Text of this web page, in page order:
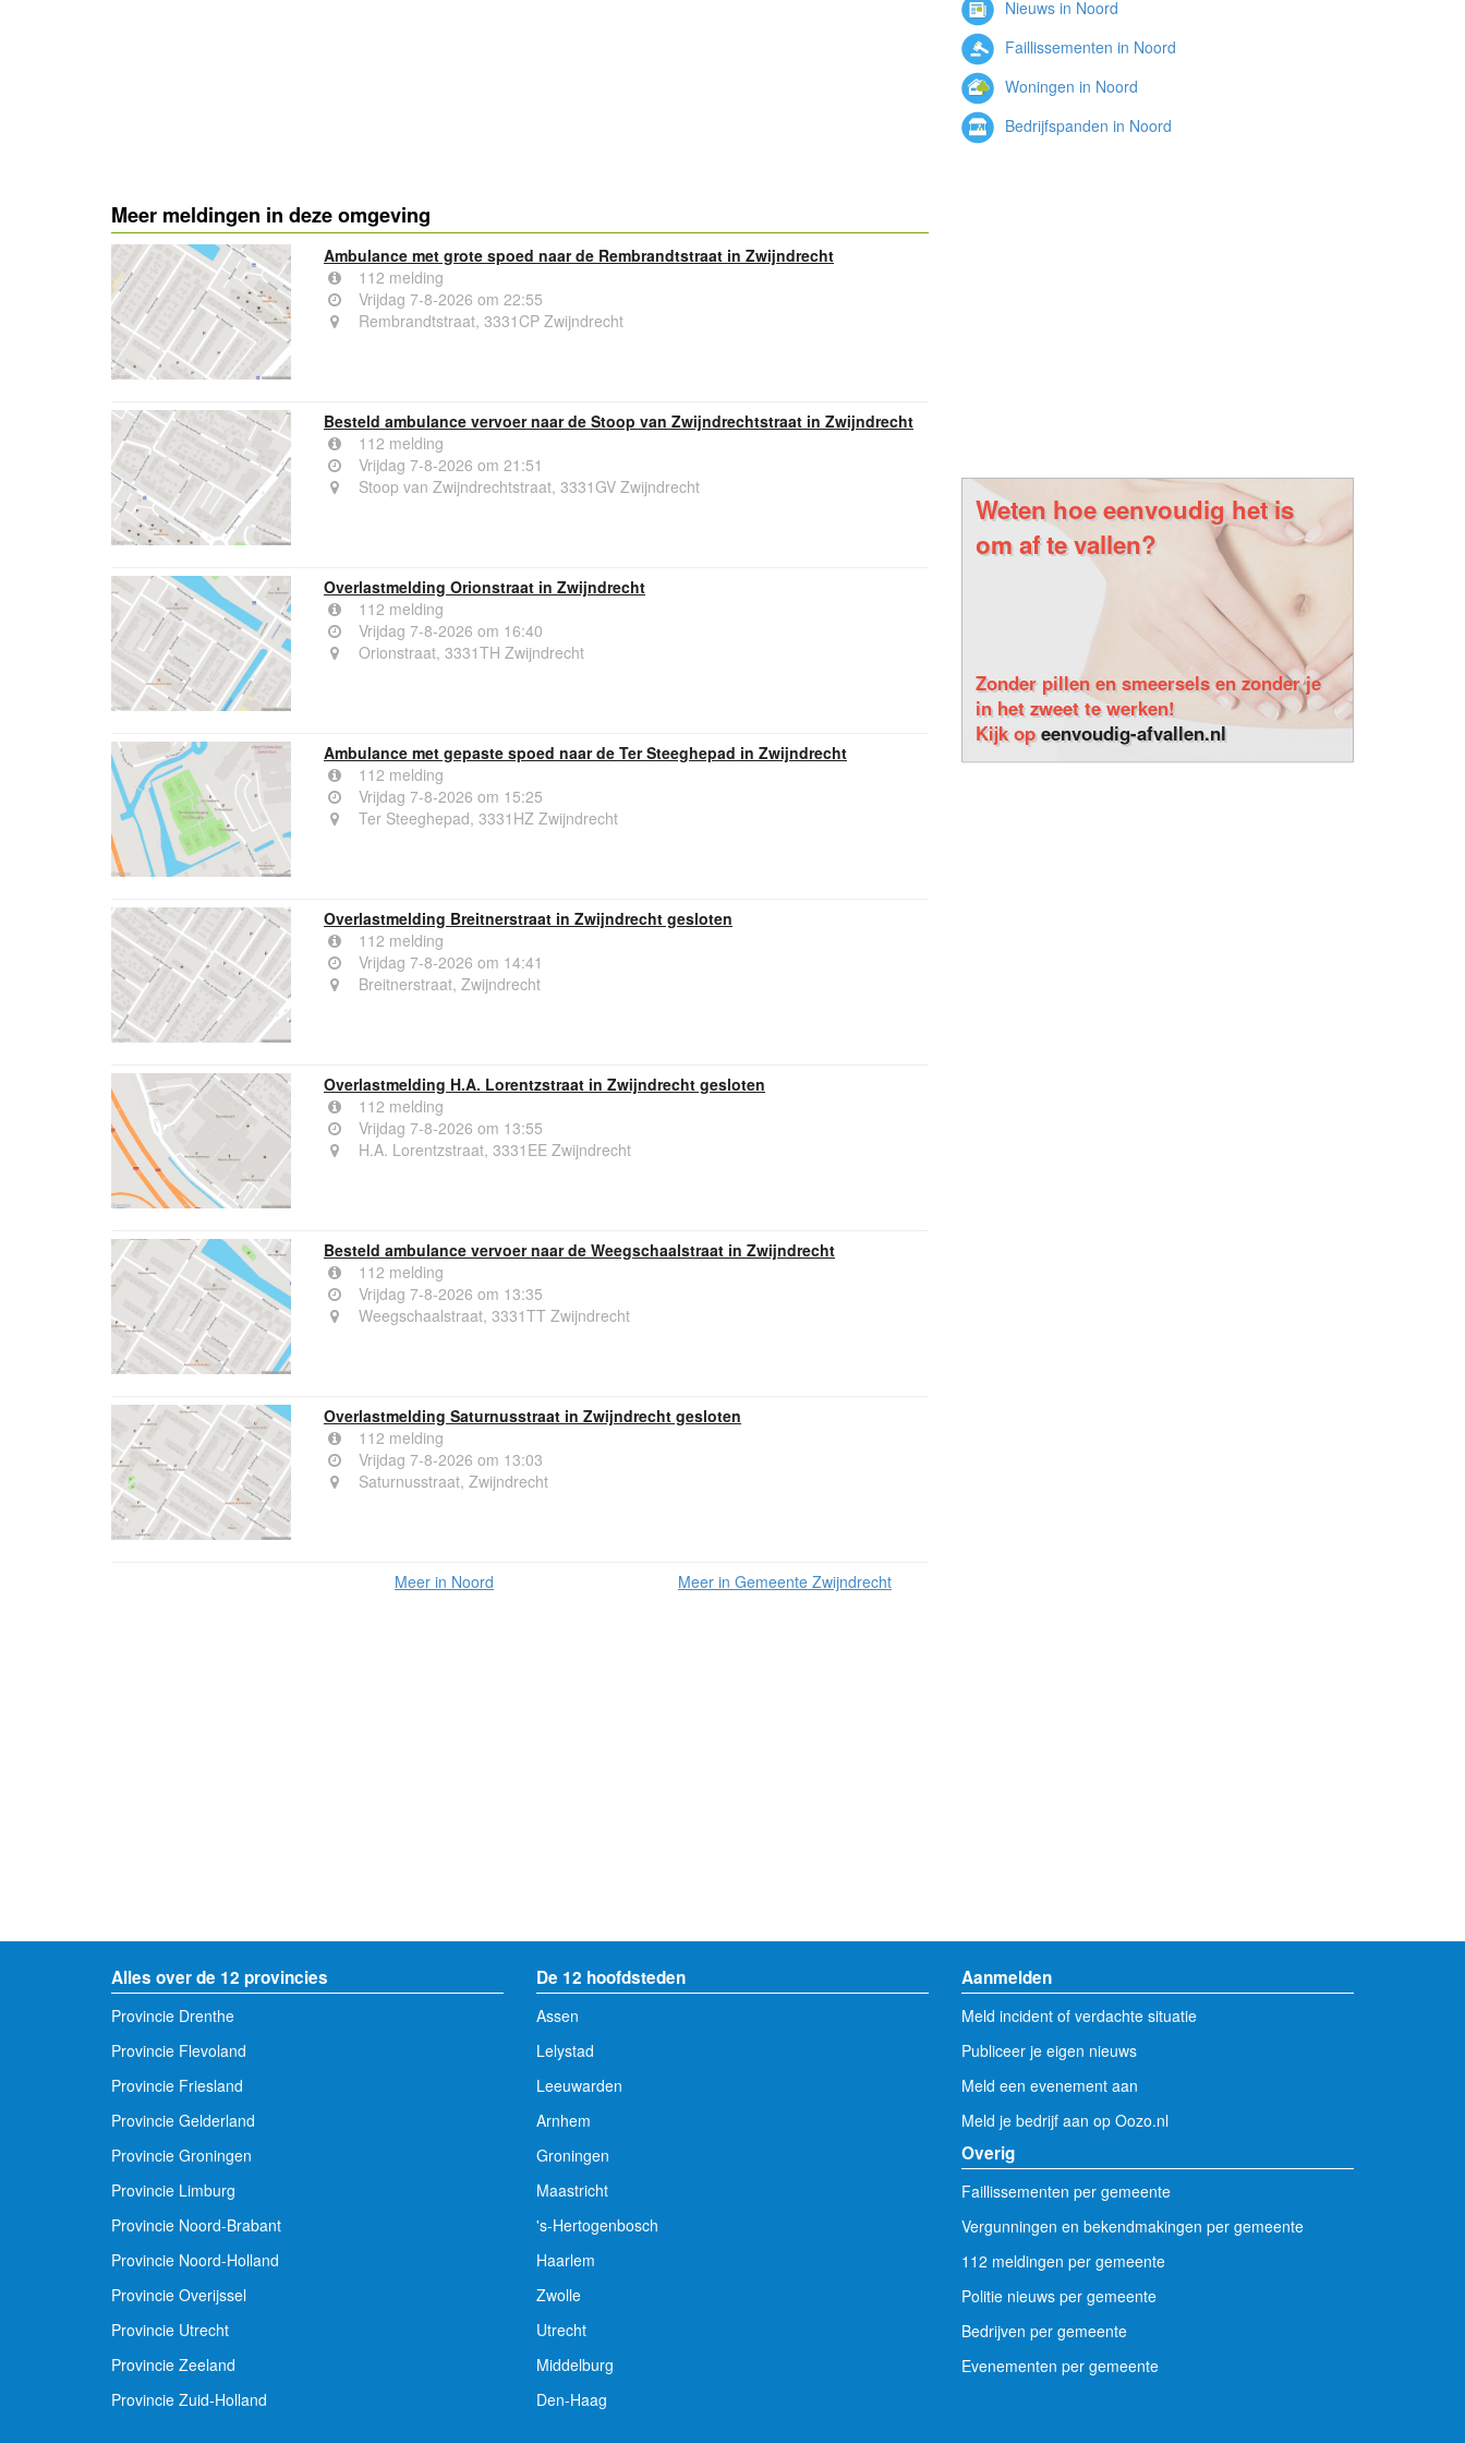
Meer meldingen in deze omgeving
Ambulance met grote spoed naar de Rembrandtstraat in Zwijndrecht
112 melding
Vrijdag 7-8-2026 om 22:55
Rembrandtstraat, 3331CP Zwijndrecht
Besteld ambulance vervoer naar de Stoop van Zwijndrechtstraat in Zwijndrecht
112 melding
Vrijdag 7-8-2026 om 21:51
Stoop van Zwijndrechtstraat, 3331GV Zwijndrecht
Overlastmelding Orionstraat in Zwijndrecht
112 melding
Vrijdag 7-8-2026 om 16:40
Orionstraat, 3331TH Zwijndrecht
Ambulance met gepaste spoed naar de Ter Steeghepad in Zwijndrecht
112 melding
Vrijdag 7-8-2026 om 15:25
Ter Steeghepad, 3331HZ Zwijndrecht
Overlastmelding Breitnerstraat in Zwijndrecht gesloten
112 melding
Vrijdag 7-8-2026 om 14:41
Breitnerstraat, Zwijndrecht
Overlastmelding H.A. Lorentzstraat in Zwijndrecht gesloten
112 melding
Vrijdag 7-8-2026 om 13:55
H.A. Lorentzstraat, 3331EE Zwijndrecht
Besteld ambulance vervoer naar de Weegschaalstraat in Zwijndrecht
112 melding
Vrijdag 7-8-2026 om 13:35
Weegschaalstraat, 3331TT Zwijndrecht
Overlastmelding Saturnusstraat in Zwijndrecht gesloten
112 melding
Vrijdag 7-8-2026 om 13:03
Saturnusstraat, Zwijndrecht
Meer in Noord Meer in Gemeente Zwijndrecht
Nieuws in Noord
Faillissementen in Noord
Woningen in Noord
Bedrijfspanden in Noord
Weten hoe eenvoudig het is
om af te vallen?
Zonder pillen en smeersels en zonder je
in het zweet te werken!
Kijk opeenvoudig-afvallen.nl
Alles over de 12 provincies
Provincie Drenthe
Provincie Flevoland
Provincie Friesland
Provincie Gelderland
Provincie Groningen
Provincie Limburg
Provincie Noord-Brabant
Provincie Noord-Holland
Provincie Overijssel
Provincie Utrecht
Provincie Zeeland
Provincie Zuid-Holland
De 12 hoofdsteden
Assen
Lelystad
Leeuwarden
Arnhem
Groningen
Maastricht
's-Hertogenbosch
Haarlem
Zwolle
Utrecht
Middelburg
Den-Haag
Aanmelden
Meld incident of verdachte situatie
Publiceer je eigen nieuws
Meld een evenement aan
Meld je bedrijf aan op Oozo.nl
Overig
Faillissementen per gemeente
Vergunningen en bekendmakingen per gemeente
112 meldingen per gemeente
Politie nieuws per gemeente
Bedrijven per gemeente
Evenementen per gemeente